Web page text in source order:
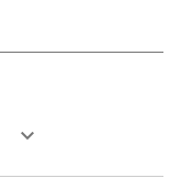
keyboard_arrow_down